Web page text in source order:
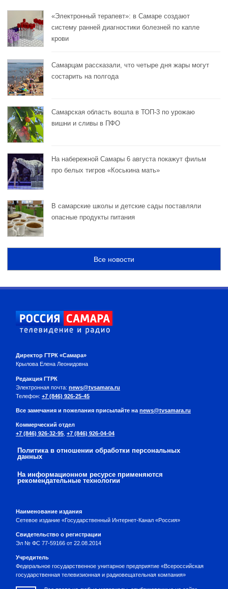
«Электронный терапевт»: в Самаре создают
систему ранней диагностики болезней по капле
крови
Самарцам рассказали, что четыре дня жары могут
состарить на полгода
Самарская область вошла в ТОП-3 по урожаю
вишни и сливы в ПФО
На набережной Самары 6 августа покажут фильм
про белых тигров «Коськина мать»
В самарские школы и детские сады поставляли
опасные продукты питания
Все новости
Директор ГТРК «Самара»
Крылова Елена Леонидовна
Редакция ГТРК
Электронная почта: news@tvsamara.ru
Телефон: +7 (846) 926-25-45
Все замечания и пожелания присылайте на news@tvsamara.ru
Коммерческий отдел
+7 (846) 926-32-95 +7 (846) 926-04-04
Политика в отношении обработки персональных
данных
На информационном ресурсе применяются
рекомендательные технологии
Наименование издания
Сетевое издание «Государственный Интернет-Канал «Россия»
Свидетельство о регистрации
Эл № ФС 77-59166 от 22.08.2014
Учредитель
Федеральное государственное унитарное предприятие «Всероссийская
государственная телевизионная и радиовещательная компания»